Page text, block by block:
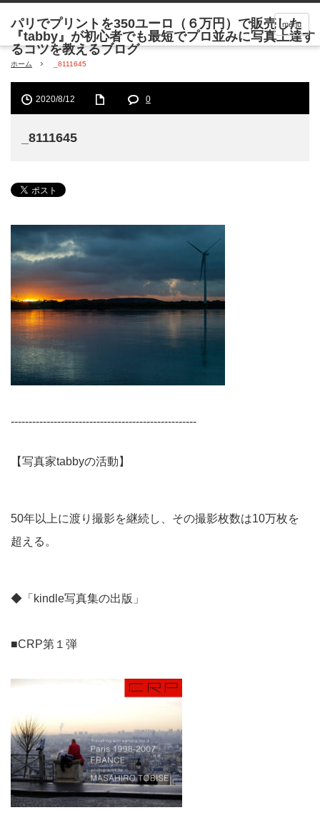
menu
ホーム _8111645
2020/8/12 0
_8111645
----------------------------------------------------
【写真家tabbyの活動】
50年以上に渡り撮影を継続し、その撮影枚数は10万枚を
超える。
◆「kindle写真集の出版」
■CRP第１弾